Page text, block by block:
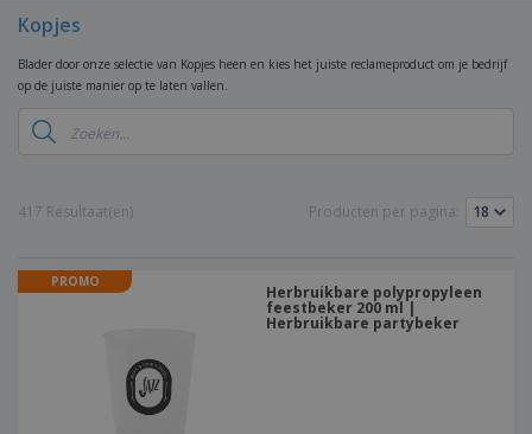
Kopjes
Blader door onze selectie van Kopjes heen en kies het juiste reclameproduct om je bedrijf
op de juiste manier op te laten vallen.
417 Resultaat(en) Producten per pagina:
PROMO
Herbruikbare polypropyleen
feestbeker 200 ml |
Herbruikbare partybeker